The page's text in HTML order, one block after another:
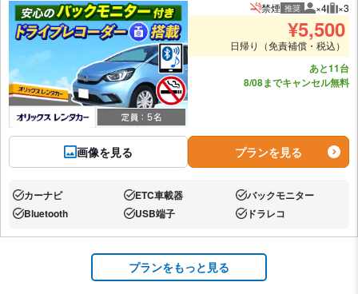
画像を見る
禁煙 推奨 推奨人数
×4 推
×3
¥5,500
日帰り（免責補償・税込）
あと11台
8/08までキャンセル無料
プランを見る
あり:カーナビ あり:ETC車載器 あり:バックモニター
あり:Bluetooth あり:USB端子 あり:ドラレコ
プランをもっと見る